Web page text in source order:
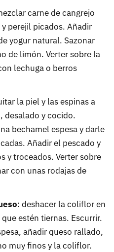
carne de cangrejo
perejil picados. Añadir
yogur natural. Sazonar
de limón. Verter sobre la
lechuga o berros
la piel y las espinas a
desalado y cocido.
bechamel espesa y darle
Añadir el pescado y
y troceados. Verter sobre
con unas rodajas de
: deshacer la coliflor en
estén tiernas. Escurrir.
añadir queso rallado,
muy finos y la coliflor.